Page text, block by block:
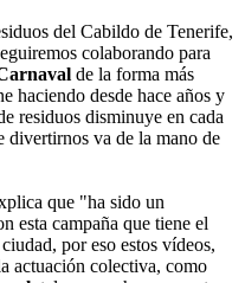
del Cabildo de Tenerife,
colaborando para
de la forma más
haciendo desde hace años y
residuos disminuye en cada
divertirnos va de la mano de
que "ha sido un
esta campaña que tiene el
por eso estos vídeos,
actuación colectiva, como